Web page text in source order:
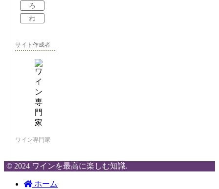
ろ
わ
サイト作成者
ワイン専門家
© 2024 ワインを最高に楽しむ知識.
ホーム